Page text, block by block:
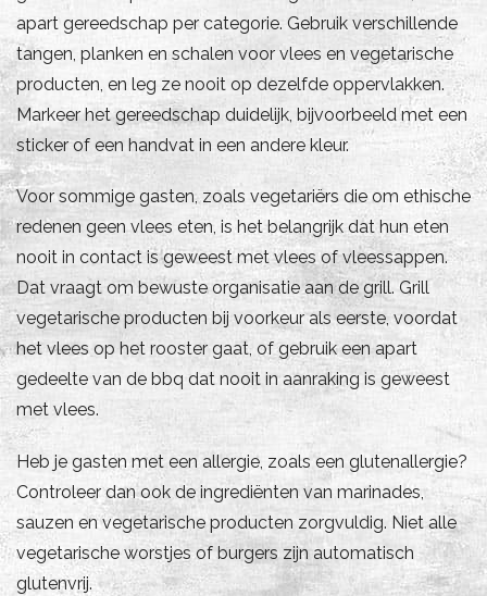
apart gereedschap per categorie. Gebruik verschillende
tangen, planken en schalen voor vlees en vegetarische
producten, en leg ze nooit op dezelfde oppervlakken.
Markeer het gereedschap duidelijk, bijvoorbeeld met een
sticker of een handvat in een andere kleur.
Voor sommige gasten, zoals vegetariërs die om ethische
redenen geen vlees eten, is het belangrijk dat hun eten
nooit in contact is geweest met vlees of vleessappen.
Dat vraagt om bewuste organisatie aan de grill. Grill
vegetarische producten bij voorkeur als eerste, voordat
het vlees op het rooster gaat, of gebruik een apart
gedeelte van de bbq dat nooit in aanraking is geweest
met vlees.
Heb je gasten met een allergie, zoals een glutenallergie?
Controleer dan ook de ingrediënten van marinades,
sauzen en vegetarische producten zorgvuldig. Niet alle
vegetarische worstjes of burgers zijn automatisch
glutenvrij.